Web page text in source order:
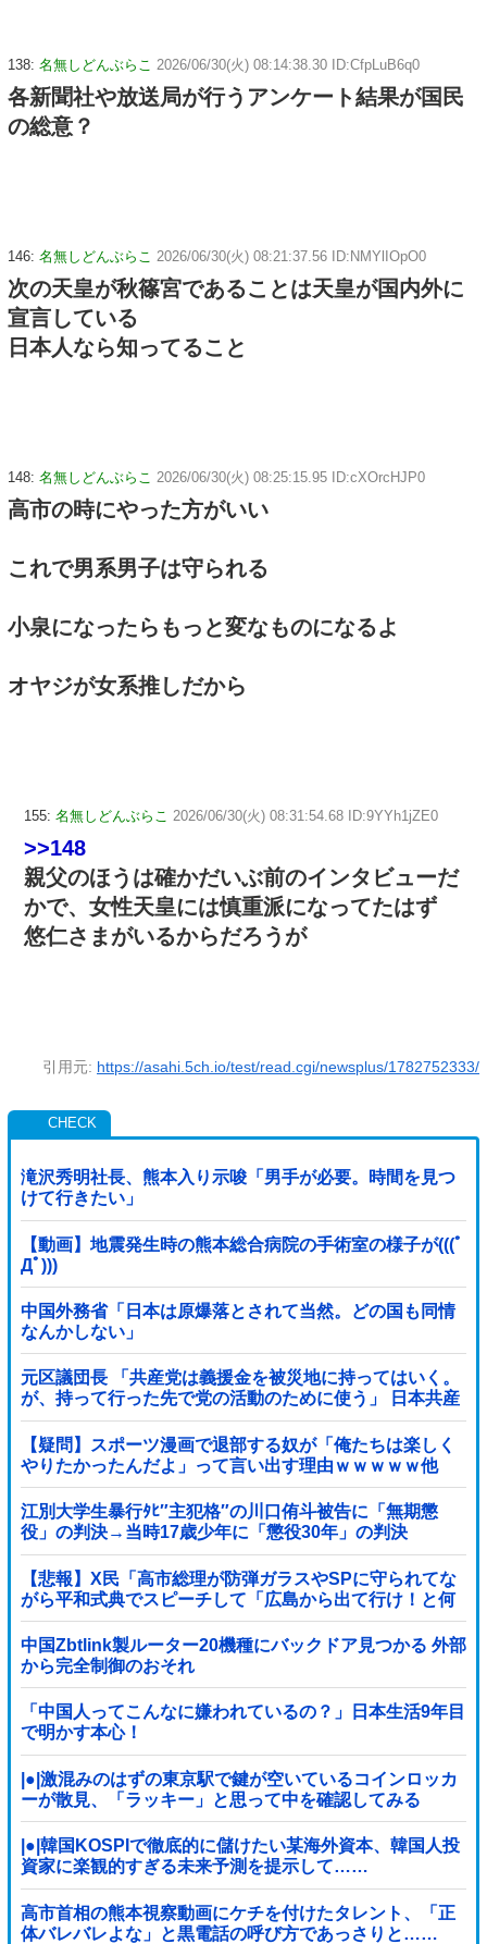
138: 名無しどんぶらこ 2026/06/30(火) 08:14:38.30 ID:CfpLuB6q0
各新聞社や放送局が行うアンケート結果が国民
の総意？
146: 名無しどんぶらこ 2026/06/30(火) 08:21:37.56 ID:NMYlIOpO0
次の天皇が秋篠宮であることは天皇が国内外に
宣言している
日本人なら知ってること
148: 名無しどんぶらこ 2026/06/30(火) 08:25:15.95 ID:cXOrcHJP0
高市の時にやった方がいい
これで男系男子は守られる
小泉になったらもっと変なものになるよ
オヤジが女系推しだから
155: 名無しどんぶらこ 2026/06/30(火) 08:31:54.68 ID:9YYh1jZE0
>>148
親父のほうは確かだいぶ前のインタビューだ
かで、女性天皇には慎重派になってたはず
悠仁さまがいるからだろうが
引用元: https://asahi.5ch.io/test/read.cgi/newsplus/1782752333/
滝沢秀明社長、熊本入り示唆「男手が必要。時間を見つ
けて行きたい」
【動画】地震発生時の熊本総合病院の手術室の様子が(((ﾟ
Дﾟ)))
中国外務省「日本は原爆落とされて当然。どの国も同情
なんかしない」
元区議団長 「共産党は義援金を被災地に持ってはいく。
が、持って行った先で党の活動のために使う」 日本共産
党「事実ではありません」
【疑問】スポーツ漫画で退部する奴が「俺たちは楽しく
やりたかったんだよ」って言い出す理由ｗｗｗｗｗ他
江別大学生暴行ﾀﾋ″主犯格″の川口侑斗被告に「無期懲
役」の判決→当時17歳少年に「懲役30年」の判決
【悲報】X民「高市総理が防弾ガラスやSPに守られてな
がら平和式典でスピーチして「広島から出て行け！と何
度も叫ばれるような人！」 ← 突っ込み殺到 ………
中国Zbtlink製ルーター20機種にバックドア見つかる 外部
から完全制御のおそれ
「中国人ってこんなに嫌われているの？」日本生活9年目
で明かす本心！
|●|激混みのはずの東京駅で鍵が空いているコインロッカ
ーが散見、「ラッキー」と思って中を確認してみる
と……
|●|韓国KOSPIで徹底的に儲けたい某海外資本、韓国人投
資家に楽観的すぎる未来予測を提示して……
高市首相の熊本視察動画にケチを付けたタレント、「正
体バレバレよな」と黒電話の呼び方であっさりと……